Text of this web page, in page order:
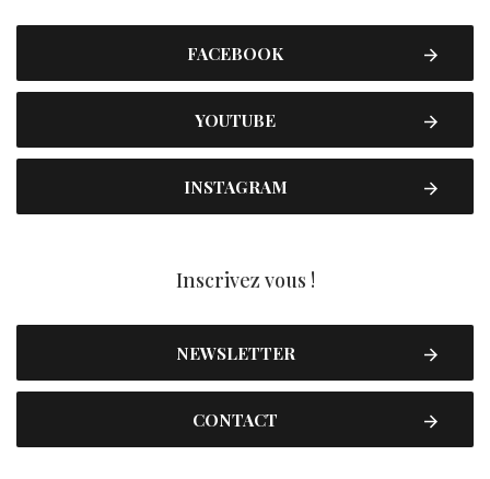
FACEBOOK
YOUTUBE
INSTAGRAM
Inscrivez vous !
NEWSLETTER
CONTACT